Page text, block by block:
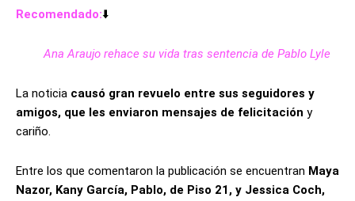
Recomendado:⬇️
Ana Araujo rehace su vida tras sentencia de Pablo Lyle
La noticia causó gran revuelo entre sus seguidores y
amigos, que les enviaron mensajes de felicitación y
cariño.
Entre los que comentaron la publicación se encuentran Maya
Nazor, Kany García, Pablo, de Piso 21, y Jessica Coch,